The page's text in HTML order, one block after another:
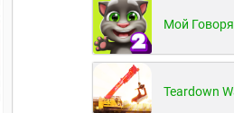
Teardown